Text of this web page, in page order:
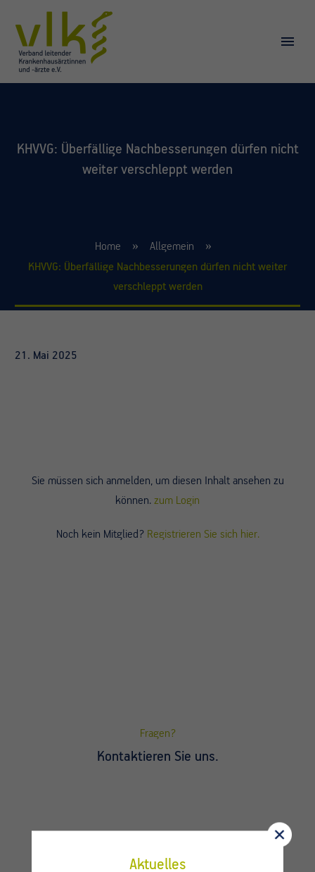
KHVVG: Überfällige Nachbesserungen dürfen nicht
weiter verschleppt werden
Home
Allgemein
KHVVG: Überfällige Nachbesserungen dürfen nicht weiter
verschleppt werden
21. Mai 2025
Sie müssen sich anmelden, um diesen Inhalt ansehen zu
können. zum Login
Noch kein Mitglied? Registrieren Sie sich hier.
Fragen?
Kontaktieren Sie uns.
Aktuelles